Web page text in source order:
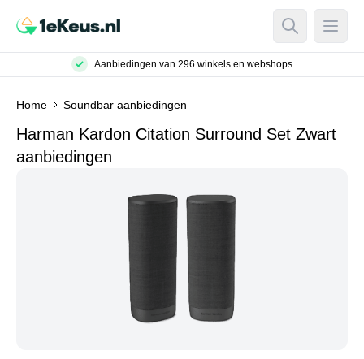
Open Open
Aanbiedingen van 296 winkels en webshops
Home Soundbar aanbiedingen
Harman Kardon Citation Surround Set Zwart
aanbiedingen